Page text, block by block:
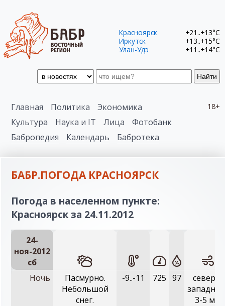
Найти
Красноярск
+21..+13°C
Иркутск
+13..+15°C
Улан-Удэ
+11..+14°C
18+
Главная Политика
Экономика
Культура
Наука и IT Лица
Фотобанк
Бабропедия
Календарь Бабротека
БАБР.ПОГОДА КРАСНОЯРСК
Погода в населенном пункте:
Красноярск за 24.11.2012
24-
ноя-2012
сб
Ночь
Пасмурно.
Небольшой
снег.
-9..-11 725 97
северо-
3-5 м/с